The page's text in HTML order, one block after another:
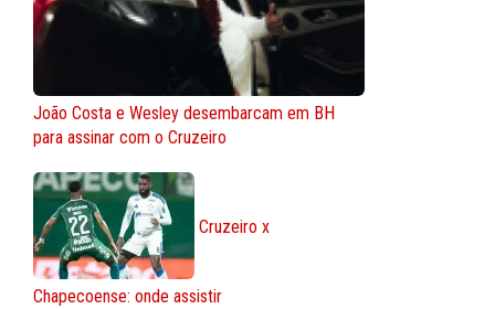
João Costa e Wesley desembarcam em BH
para assinar com o Cruzeiro
Cruzeiro x
Chapecoense: onde assistir